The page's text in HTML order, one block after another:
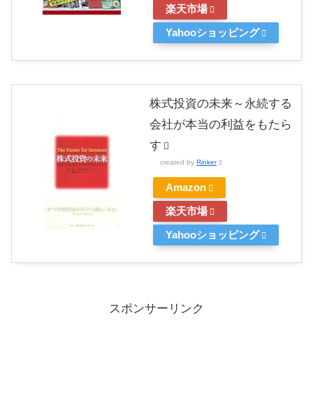
楽天市場
Yahooショッピング
株式投資の未来～永続する
会社が本当の利益をもたら
す
created by Rinker
Amazon
楽天市場
Yahooショッピング
スポンサーリンク